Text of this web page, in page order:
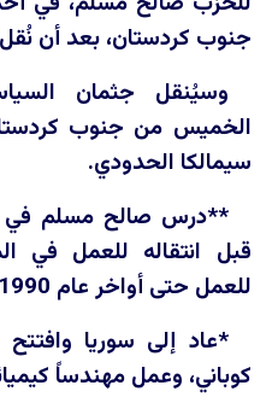
جنوب كردستان، بعد أن
وسيُنقل جثمان
الخميس من جنوب
سيمالكا الحدودي.
**درس صالح مسلم في
قبل انتقاله للعمل في
للعمل حتى أواخر عام 1990.
*عاد إلى سوريا
كوباني، وعمل مهندساً